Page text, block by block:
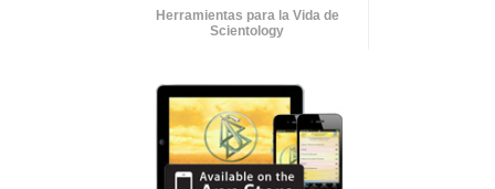
Herramientas para la Vida de
Scientology